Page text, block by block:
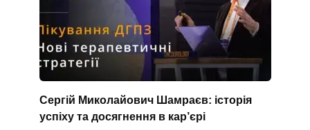
Сергій Миколайович Шамраєв: історія
успіху та досягнення в кар’єрі